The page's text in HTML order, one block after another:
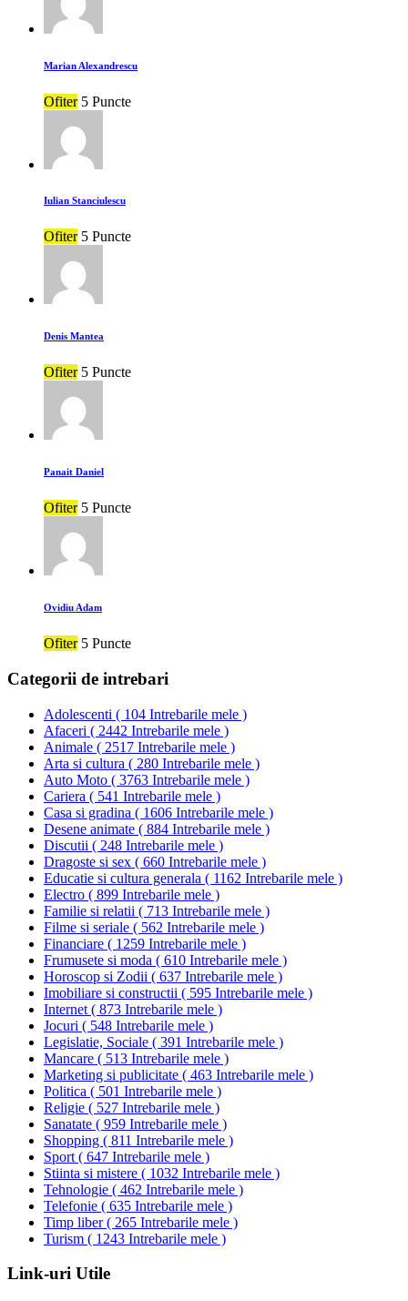
Marian Alexandrescu
Ofiter 5 Puncte
Iulian Stanciulescu
Ofiter 5 Puncte
Denis Mantea
Ofiter 5 Puncte
Panait Daniel
Ofiter 5 Puncte
Ovidiu Adam
Ofiter 5 Puncte
Categorii de intrebari
Adolescenti ( 104 Intrebarile mele )
Afaceri ( 2442 Intrebarile mele )
Animale ( 2517 Intrebarile mele )
Arta si cultura ( 280 Intrebarile mele )
Auto Moto ( 3763 Intrebarile mele )
Cariera ( 541 Intrebarile mele )
Casa si gradina ( 1606 Intrebarile mele )
Desene animate ( 884 Intrebarile mele )
Discutii ( 248 Intrebarile mele )
Dragoste si sex ( 660 Intrebarile mele )
Educatie si cultura generala ( 1162 Intrebarile mele )
Electro ( 899 Intrebarile mele )
Familie si relatii ( 713 Intrebarile mele )
Filme si seriale ( 562 Intrebarile mele )
Financiare ( 1259 Intrebarile mele )
Frumusete si moda ( 610 Intrebarile mele )
Horoscop si Zodii ( 637 Intrebarile mele )
Imobiliare si constructii ( 595 Intrebarile mele )
Internet ( 873 Intrebarile mele )
Jocuri ( 548 Intrebarile mele )
Legislatie, Sociale ( 391 Intrebarile mele )
Mancare ( 513 Intrebarile mele )
Marketing si publicitate ( 463 Intrebarile mele )
Politica ( 501 Intrebarile mele )
Religie ( 527 Intrebarile mele )
Sanatate ( 959 Intrebarile mele )
Shopping ( 811 Intrebarile mele )
Sport ( 647 Intrebarile mele )
Stiinta si mistere ( 1032 Intrebarile mele )
Tehnologie ( 462 Intrebarile mele )
Telefonie ( 635 Intrebarile mele )
Timp liber( 265 Intrebarile mele )
Turism ( 1243 Intrebarile mele )
Link-uri Utile